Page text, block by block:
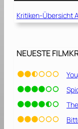
e
d
n
l
S
e
i
Kritiken-Übersicht
NEUESTE